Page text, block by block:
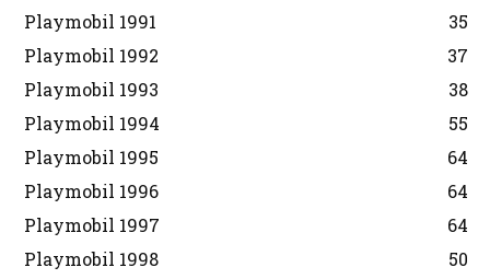
Playmobil 1991
35
Playmobil 1992
37
Playmobil 1993
38
Playmobil 1994
55
Playmobil 1995
64
Playmobil 1996
64
Playmobil 1997
64
Playmobil 1998
50